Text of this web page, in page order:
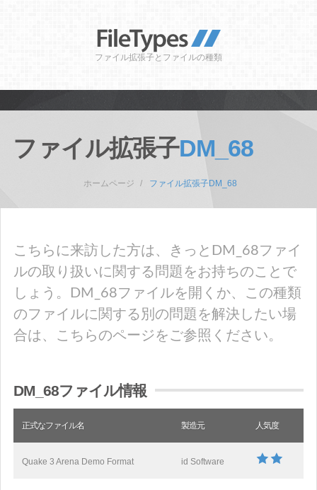
ファイル拡張子とファイルの種類
ファイル拡張子DM_68
ホームページ ファイル拡張子DM_68
こちらに来訪した方は、きっとDM_68ファイ
ルの取り扱いに関する問題をお持ちのことで
しょう。DM_68ファイルを開くか、この種類
のファイルに関する別の問題を解決したい場
合は、こちらのページをご参照ください。
DM_68ファイル情報
正式なファイル名 製造元 人気度
Quake 3 Arena Demo Format id Software